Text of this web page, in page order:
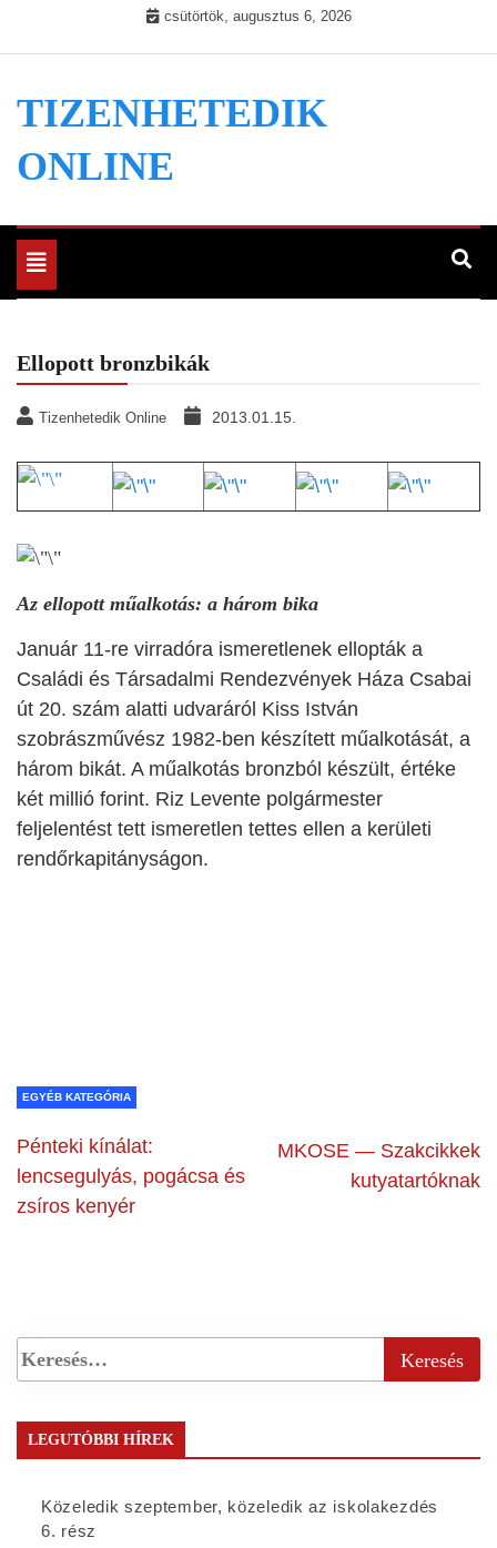
csütörtök, augusztus 6, 2026
TIZENHETEDIK
ONLINE
Toggle
navigation
Ellopott bronzbikák
Tizenhetedik Online 2013.01.15.
Az ellopott műalkotás: a három bika
Január 11-re virradóra ismeretlenek ellopták a
Családi és Társadalmi Rendezvények Háza Csabai
út 20. szám alatti udvaráról Kiss István
szobrászművész 1982-ben készített műalkotását, a
három bikát. A műalkotás bronzból készült, értéke
két millió forint. Riz Levente polgármester
feljelentést tett ismeretlen tettes ellen a kerületi
rendőrkapitányságon.
EGYÉB KATEGÓRIA
Pénteki kínálat:
lencsegulyás, pogácsa és
zsíros kenyér
MKOSE — Szakcikkek
kutyatartóknak
LEGUTÓBBI HÍREK
Közeledik szeptember, közeledik az iskolakezdés
6. rész